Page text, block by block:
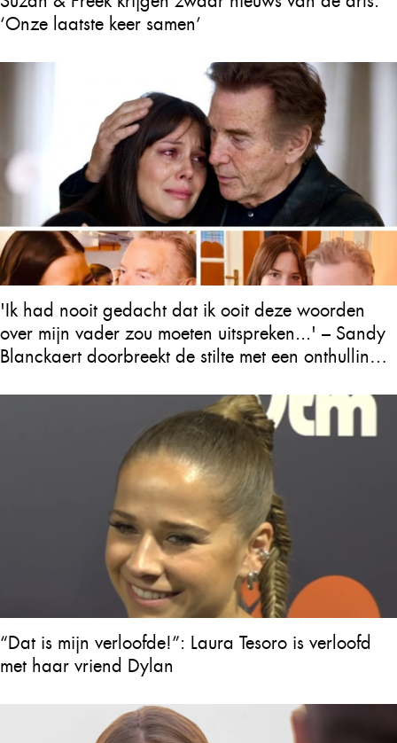
‘Onze laatste keer samen’
'Ik had nooit gedacht dat ik ooit deze woorden
over mijn vader zou moeten uitspreken...' – Sandy
Blanckaert doorbreekt de stilte met een onthulling
“Dat is mijn verloofde!”: Laura Tesoro is verloofd
met haar vriend Dylan